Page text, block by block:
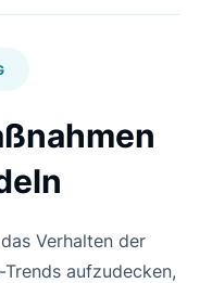
Verhalten der
aufzudecken,